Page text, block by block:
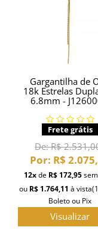
Gargantilha de
18k Estrelas
6.8mm -
Frete grátis
De:R$
Por: R$
12xde R$ 172,95
ou R$ 1.764,11 à vista
Boleto ou Pix
Visualizar